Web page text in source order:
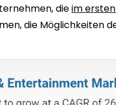
dieim
die Möglichkeiten